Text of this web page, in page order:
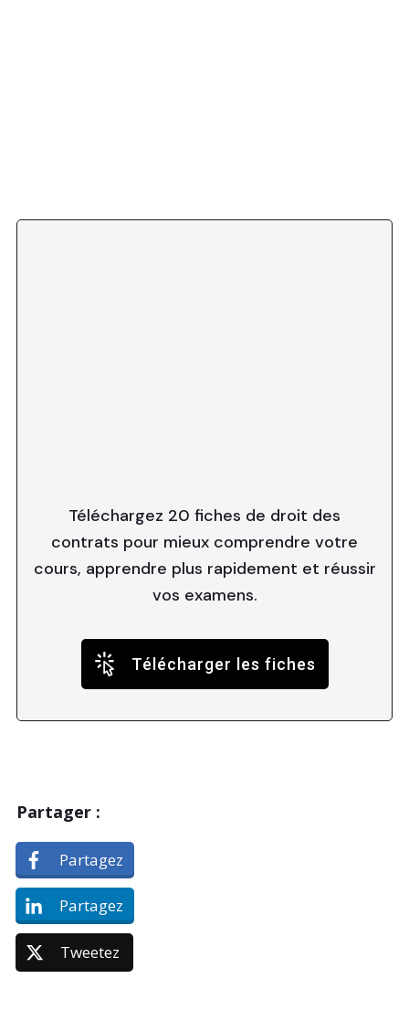
Téléchargez 20 fiches de droit des
contrats pour mieux comprendre votre
cours, apprendre plus rapidement et réussir
vos examens.
Télécharger les fiches
Partager :
Partagez
Partagez
Tweetez